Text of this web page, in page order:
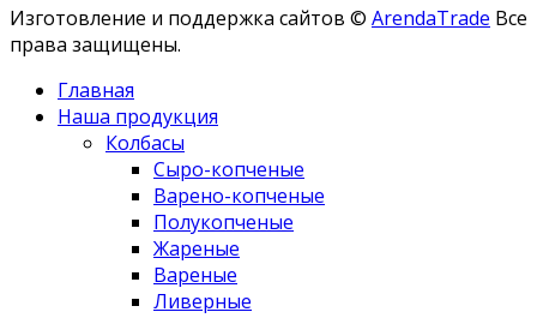
Изготовление и поддержка сайтов © ArendaTrade Все
права защищены.
Главная
Наша продукция
Колбасы
Сыро-копченые
Варено-копченые
Полукопченые
Жареные
Вареные
Ливерные